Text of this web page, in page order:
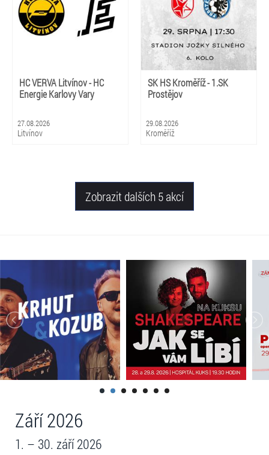
HC VERVA Litvínov - HC
Energie Karlovy Vary
27.08.2026
Litvínov
SK HS Kroměříž - 1.SK
Prostějov
29.08.2026
Kroměříž
Zobrazit dalších 5 akcí
Září 2026
1. – 30. září 2026